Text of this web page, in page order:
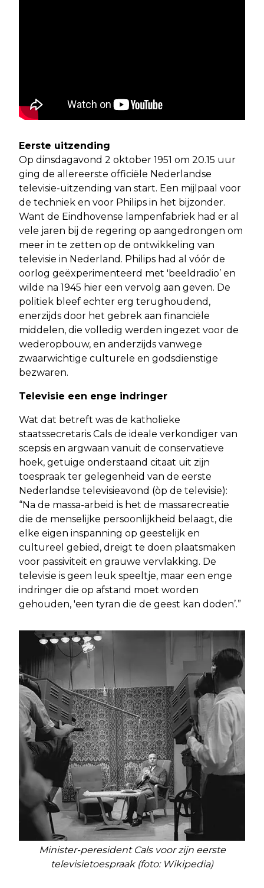
Eerste uitzending
Op dinsdagavond 2 oktober 1951 om 20.15 uur
ging de allereerste officiële Nederlandse
televisie-uitzending van start. Een mijlpaal voor
de techniek en voor Philips in het bijzonder.
Want de Eindhovense lampenfabriek had er al
vele jaren bij de regering op aangedrongen om
meer in te zetten op de ontwikkeling van
televisie in Nederland. Philips had al vóór de
oorlog geëxperimenteerd met 'beeldradio’ en
wilde na 1945 hier een vervolg aan geven. De
politiek bleef echter erg terughoudend,
enerzijds door het gebrek aan financiële
middelen, die volledig werden ingezet voor de
wederopbouw, en anderzijds vanwege
zwaarwichtige culturele en godsdienstige
bezwaren.
Televisie een enge indringer
Wat dat betreft was de katholieke
staatssecretaris Cals de ideale verkondiger van
scepsis en argwaan vanuit de conservatieve
hoek, getuige onderstaand citaat uit zijn
toespraak ter gelegenheid van de eerste
Nederlandse televisieavond (òp de televisie):
“Na de massa-arbeid is het de massarecreatie
die de menselijke persoonlijkheid belaagt, die
elke eigen inspanning op geestelijk en
cultureel gebied, dreigt te doen plaatsmaken
voor passiviteit en grauwe vervlakking. De
televisie is geen leuk speeltje, maar een enge
indringer die op afstand moet worden
gehouden, 'een tyran die de geest kan doden’.”
Minister-peresident Cals voor zijn eerste
televisietoespraak (foto: Wikipedia)